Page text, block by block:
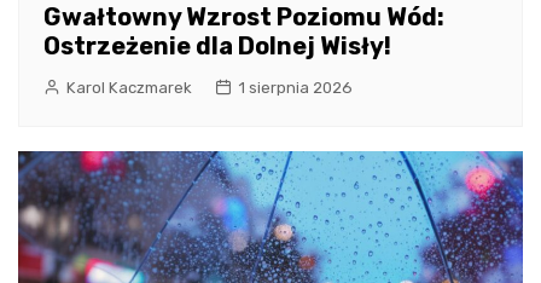
Gwałtowny Wzrost Poziomu Wód:
Ostrzeżenie dla Dolnej Wisły!
Karol Kaczmarek 1 sierpnia 2026